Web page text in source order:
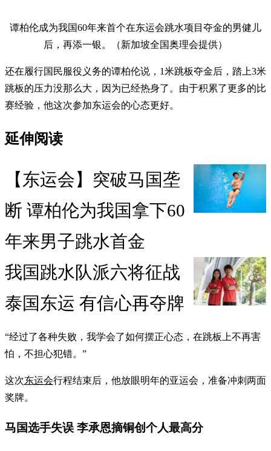
谭柏伦成为我国60年来首个在东运会跳水项目夺金的男健儿
后，再添一银。（新加坡全国奥理会提供）
还在履行国民服役义务的谭柏伦说，1米跳板夺金后，踏上3米
跳板的压力没那么大，因为已经热身了。由于积累了更多的比
赛经验，他这次参加东运会的心态更好。
延伸阅读
【东运会】突破马国垄
断 谭柏伦为我国拿下60
年来男子跳水首金
我国跳水队派六将征战
泰国东运 有信心再夺牌
“经过了各种失败，我学会了如何摆正心态，在跳板上不再害
怕，不担心犯错。”
这次东运会行程结束后，他放眼明年的亚运会，准备冲刺两面
奖牌。
马国选手失误 李承恩摘铜创个人最高分